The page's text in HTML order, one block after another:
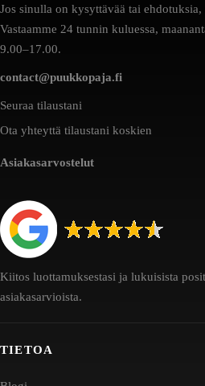
Jos sinulla on kysyttävää tai
Vastaamme 24 tunnin kuluessa,
9.00–17.00.
contact@puukkopaja.fi
Seuraa tilaustani
Ota yhteyttä tilaustani koskien
Asiakasarvostelut
Kiitos luottamuksestasi ja lukuisista
asiakasarvioista.
TIETOA